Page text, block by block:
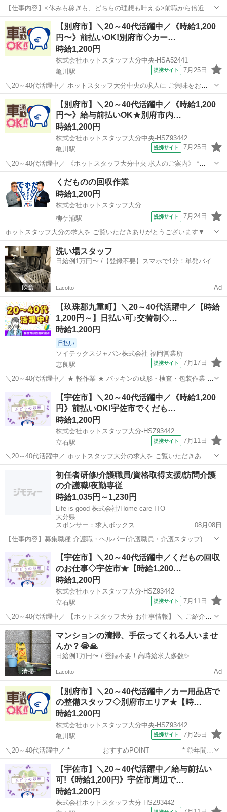
【仕事内容】<休みも稼ぎも、どちらの理想も叶える>前職から倍近い
給与になったスタッフも多数 <募集職種> 理容師 <仕事内容> 様々なお
客さまの「らしさ」を叶える、サロン業務全般をお任せします <プラ
ージュならではの働きやすさ&成...
アルバイト・パート
【別府市】＼20～40代活躍中／《時給1,200
円〜》前払いOK!別府市◇カー…
時給1,200円
株式会社ホットスタッフ大分中央-HSA52441
亀川駅
提携サイト 7月25日
＼20～40代活躍中／ ホットスタッフ大分中央の求人に ご興味をお持
ちいただき、ありがとうございます! *—————おすすめPOINT
—————* ●年間休日120日でプライベート充実 ●無料駐車場完備で
マイカー通勤もラク...
大分 別府市 亀川駅
【別府市】＼20～40代活躍中／《時給1,200
円〜》給与前払いOK★別府市内…
時給1,200円
株式会社ホットスタッフ大分中央-HSZ93442
亀川駅
提携サイト 7月25日
＼20～40代活躍中／ 《ホットスタッフ大分中央 求人のご案内》 *
—————おすすめPOINT—————* ◆年間休日120日でプライベー
ト充実 ◆無料駐車場完備でマイカー通勤もラクラク ◆作業服は無料で
貸与! ◆未経...
亀川駅 その他
くだものの回収作業
時給1,200円
株式会社ホットスタッフ大分
柳ケ浦駅
提携サイト 7月24日
ホットスタッフ大分の求人を ご覧いただきありがとうございます▼・
ω・▽ ＼ ご紹介するお仕事のPOINT ／ ◆くだものの栽培や収穫に
興味のある方 ◆作物の勉強をしたい方 ◆短期のお仕事をお探しの方
◆日月休み ———...
大分 宇佐市 柳ケ浦駅
洗い場スタッフ
日給例1万円〜 /【登録不要】スマホで1分！単発バイト
Lacotto Ad
【玖珠郡九重町】＼20～40代活躍中／【時給
1,200円～】日払い可♪交替制◇…
時給1,200円
日払い
ソイテックスジャパン株式会社 福岡営業所
恵良駅
提携サイト 7月17日
＼20～40代活躍中／ ★ 軽作業 ★ パッキンの成形・検査・包装作業 ①
ゴム材料を金型に入れる ②金型から出てきたシート状の製品を検査す
る ③製品とバリを分ける設備に装着 ■①～③の繰り返し 慣れるまで指
導しますの...
恵良駅
【宇佐市】＼20～40代活躍中／《時給1,200
円》前払いOK!宇佐市でくだも…
時給1,200円
株式会社ホットスタッフ大分-HSZ93442
立石駅
提携サイト 7月11日
＼20～40代活躍中／ ホットスタッフ大分の求人を ご覧いただきあり
がとうございます▼・ω・▽ ＼ ご紹介するお仕事のPOINT / ◆くだも
のの栽培や収穫に興味のある方 ◆作物の勉強をしたい方 ◆短期のお仕
事をお探し...
宇佐市 立石駅 その他
初任者研修/介護職員/資格取得支援/訪問介護
の介護職/夜勤専従
時給1,035円～1,230円
Life is good 株式会社/Home care ITO
大分県
スポンサー：求人ボックス
08月08日
【仕事内容】募集職種 介護職・ヘルパー(介護職員・介護スタッフ) パ
ート・アルバイト 仕事内容 身体介護、食事介助、入浴介助、排泄介
助、生活援助、リネン交換、利用者宅訪問、調理 給与・手当 <給与>
時給1,035〜1,230円...
アルバイト・パート
【宇佐市】＼20～40代活躍中／くだもの回収
のお仕事◇宇佐市★【時給1,200…
時給1,200円
株式会社ホットスタッフ大分-HSZ93442
立石駅
提携サイト 7月11日
＼20～40代活躍中／ 【ホットスタッフ大分 お仕事情報】 ＼ ご紹介す
るお仕事のPOINT / ◆くだものの栽培や収穫に興味のある方 ◆作物の
勉強をしたい方 ◆短期のお仕事をお探しの方 ◆日月休み
━━━━━━━━━━...
大分 宇佐市 その他
マンションの清掃、手伝ってくれる人いませ
んか？😭🙏
日給例1万円〜 / 登録不要！高時給求人多数✨
Lacotto Ad
【別府市】＼20～40代活躍中／カー用品店で
の整備スタッフ◇別府市エリア★【時…
時給1,200円
株式会社ホットスタッフ大分中央-HSZ93442
亀川駅
提携サイト 7月25日
＼20～40代活躍中／ *—————おすすめPOINT—————* ◎年間休
日120日でプライベート充実 ◎無料駐車場完備でマイカー通勤もラク
ラク ◎作業服は無料で貸与! ◎未経験歓迎!教育体制ありで安心スター
ト *——...
亀川駅
【宇佐市】＼20～40代活躍中／給与前払い
可!《時給1,200円》宇佐市周辺で…
時給1,200円
株式会社ホットスタッフ大分-HSZ93442